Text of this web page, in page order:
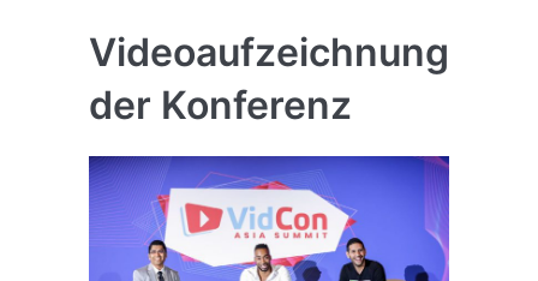
Videoaufzeichnung
der Konferenz